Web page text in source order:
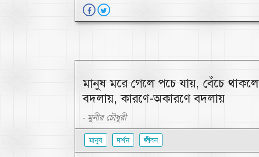
মানুষ মরে গেলে পচে যায়, বেঁচে থাকলে
বদলায়, কারণে-অকারণে বদলায়
- মুনীর চৌধুরী
মানুষ দর্শন জীবন